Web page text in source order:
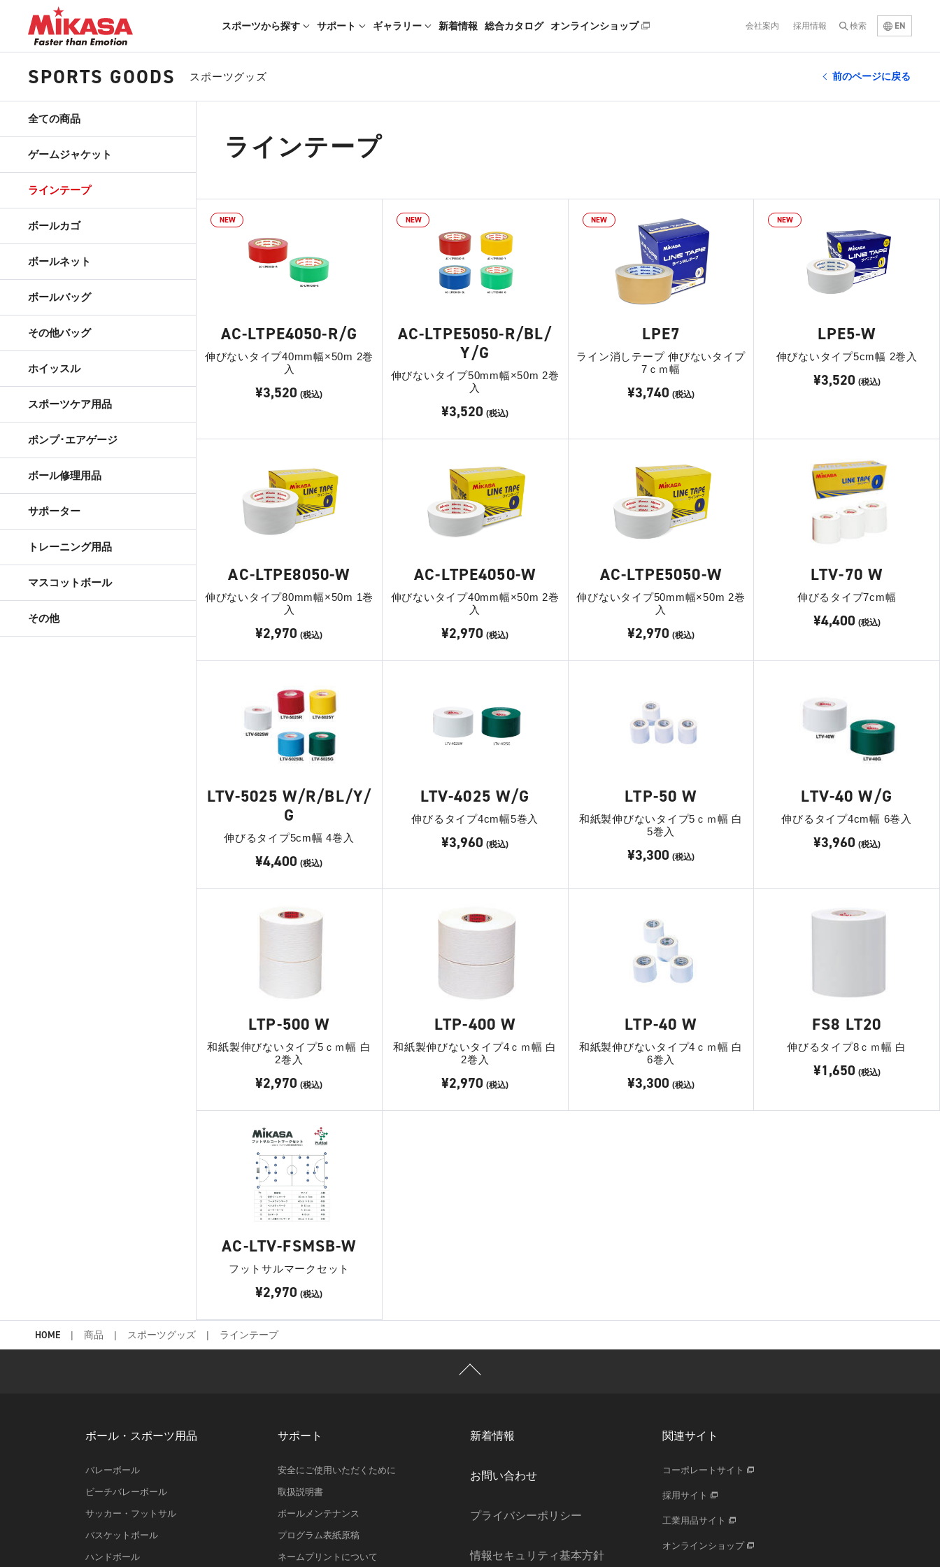
スポーツから探す サポート ギャラリー 新着情報 総合カタログ オンラインショップ 会社案内 採用情報 検索 EN
SPORTS GOODS スポーツグッズ 前のページに戻る
ラインテープ
NEW
AC-LTPE4050-R/G
伸びないタイプ40mm幅×50m 2巻
入
¥3,520 (税込)
NEW
AC-LTPE5050-R/BL/
Y/G
伸びないタイプ50mm幅×50m 2巻
入
¥3,520 (税込)
NEW
LPE7
ライン消しテープ 伸びないタイプ
7ｃｍ幅
¥3,740 (税込)
NEW
LPE5-W
伸びないタイプ5cm幅 2巻入
¥3,520 (税込)
AC-LTPE8050-W
伸びないタイプ80mm幅×50m 1巻
入
¥2,970 (税込)
AC-LTPE4050-W
伸びないタイプ40mm幅×50m 2巻
入
¥2,970 (税込)
AC-LTPE5050-W
伸びないタイプ50mm幅×50m 2巻
入
¥2,970 (税込)
LTV-70 W
伸びるタイプ7cm幅
¥4,400 (税込)
LTV-5025 W/R/BL/Y/
G
伸びるタイプ5cm幅 4巻入
¥4,400 (税込)
LTV-4025 W/G
伸びるタイプ4cm幅5巻入
¥3,960 (税込)
LTP-50 W
和紙製伸びないタイプ5ｃｍ幅 白
5巻入
¥3,300 (税込)
LTV-40 W/G
伸びるタイプ4cm幅 6巻入
¥3,960 (税込)
LTP-500 W
和紙製伸びないタイプ5ｃｍ幅 白
2巻入
¥2,970 (税込)
LTP-400 W
和紙製伸びないタイプ4ｃｍ幅 白
2巻入
¥2,970 (税込)
LTP-40 W
和紙製伸びないタイプ4ｃｍ幅 白
6巻入
¥3,300 (税込)
FS8 LT20
伸びるタイプ8ｃｍ幅 白
¥1,650 (税込)
AC-LTV-FSMSB-W
フットサルマークセット
¥2,970 (税込)
全ての商品
ゲームジャケット
ラインテープ
ボールカゴ
ボールネット
ボールバッグ
その他バッグ
ホイッスル
スポーツケア用品
ポンプ･エアゲージ
ボール修理用品
サポーター
トレーニング用品
マスコットボール
その他
HOME 商品 スポーツグッズ ラインテープ
ボール・スポーツ用品
バレーボール
ビーチバレーボール
サッカー・フットサル
バスケットボール
ハンドボール
サポート
安全にご使用いただくために
取扱説明書
ボールメンテナンス
プログラム表紙原稿
ネームプリントについて
新着情報
お問い合わせ
プライバシーポリシー
情報セキュリティ基本方針
関連サイト
コーポレートサイト
採用サイト
工業用品サイト
オンラインショップ